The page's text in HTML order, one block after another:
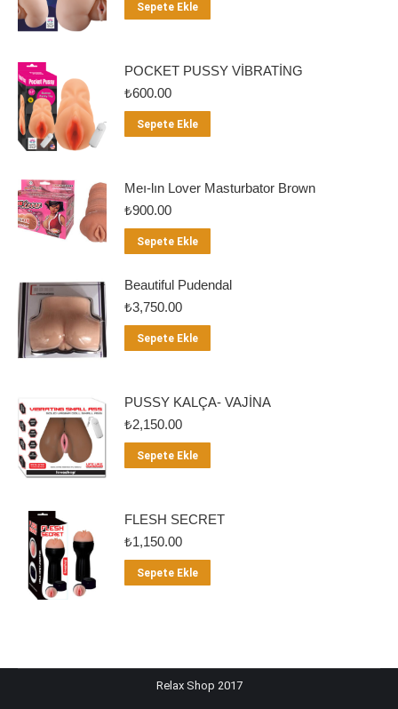
Sepete Ekle
POCKET PUSSY VİBRATİNG
₺600.00
Sepete Ekle
Meı-lın Lover Masturbator Brown
₺900.00
Sepete Ekle
Beautiful Pudendal
₺3,750.00
Sepete Ekle
PUSSY KALÇA- VAJİNA
₺2,150.00
Sepete Ekle
FLESH SECRET
₺1,150.00
Sepete Ekle
Relax Shop 2017